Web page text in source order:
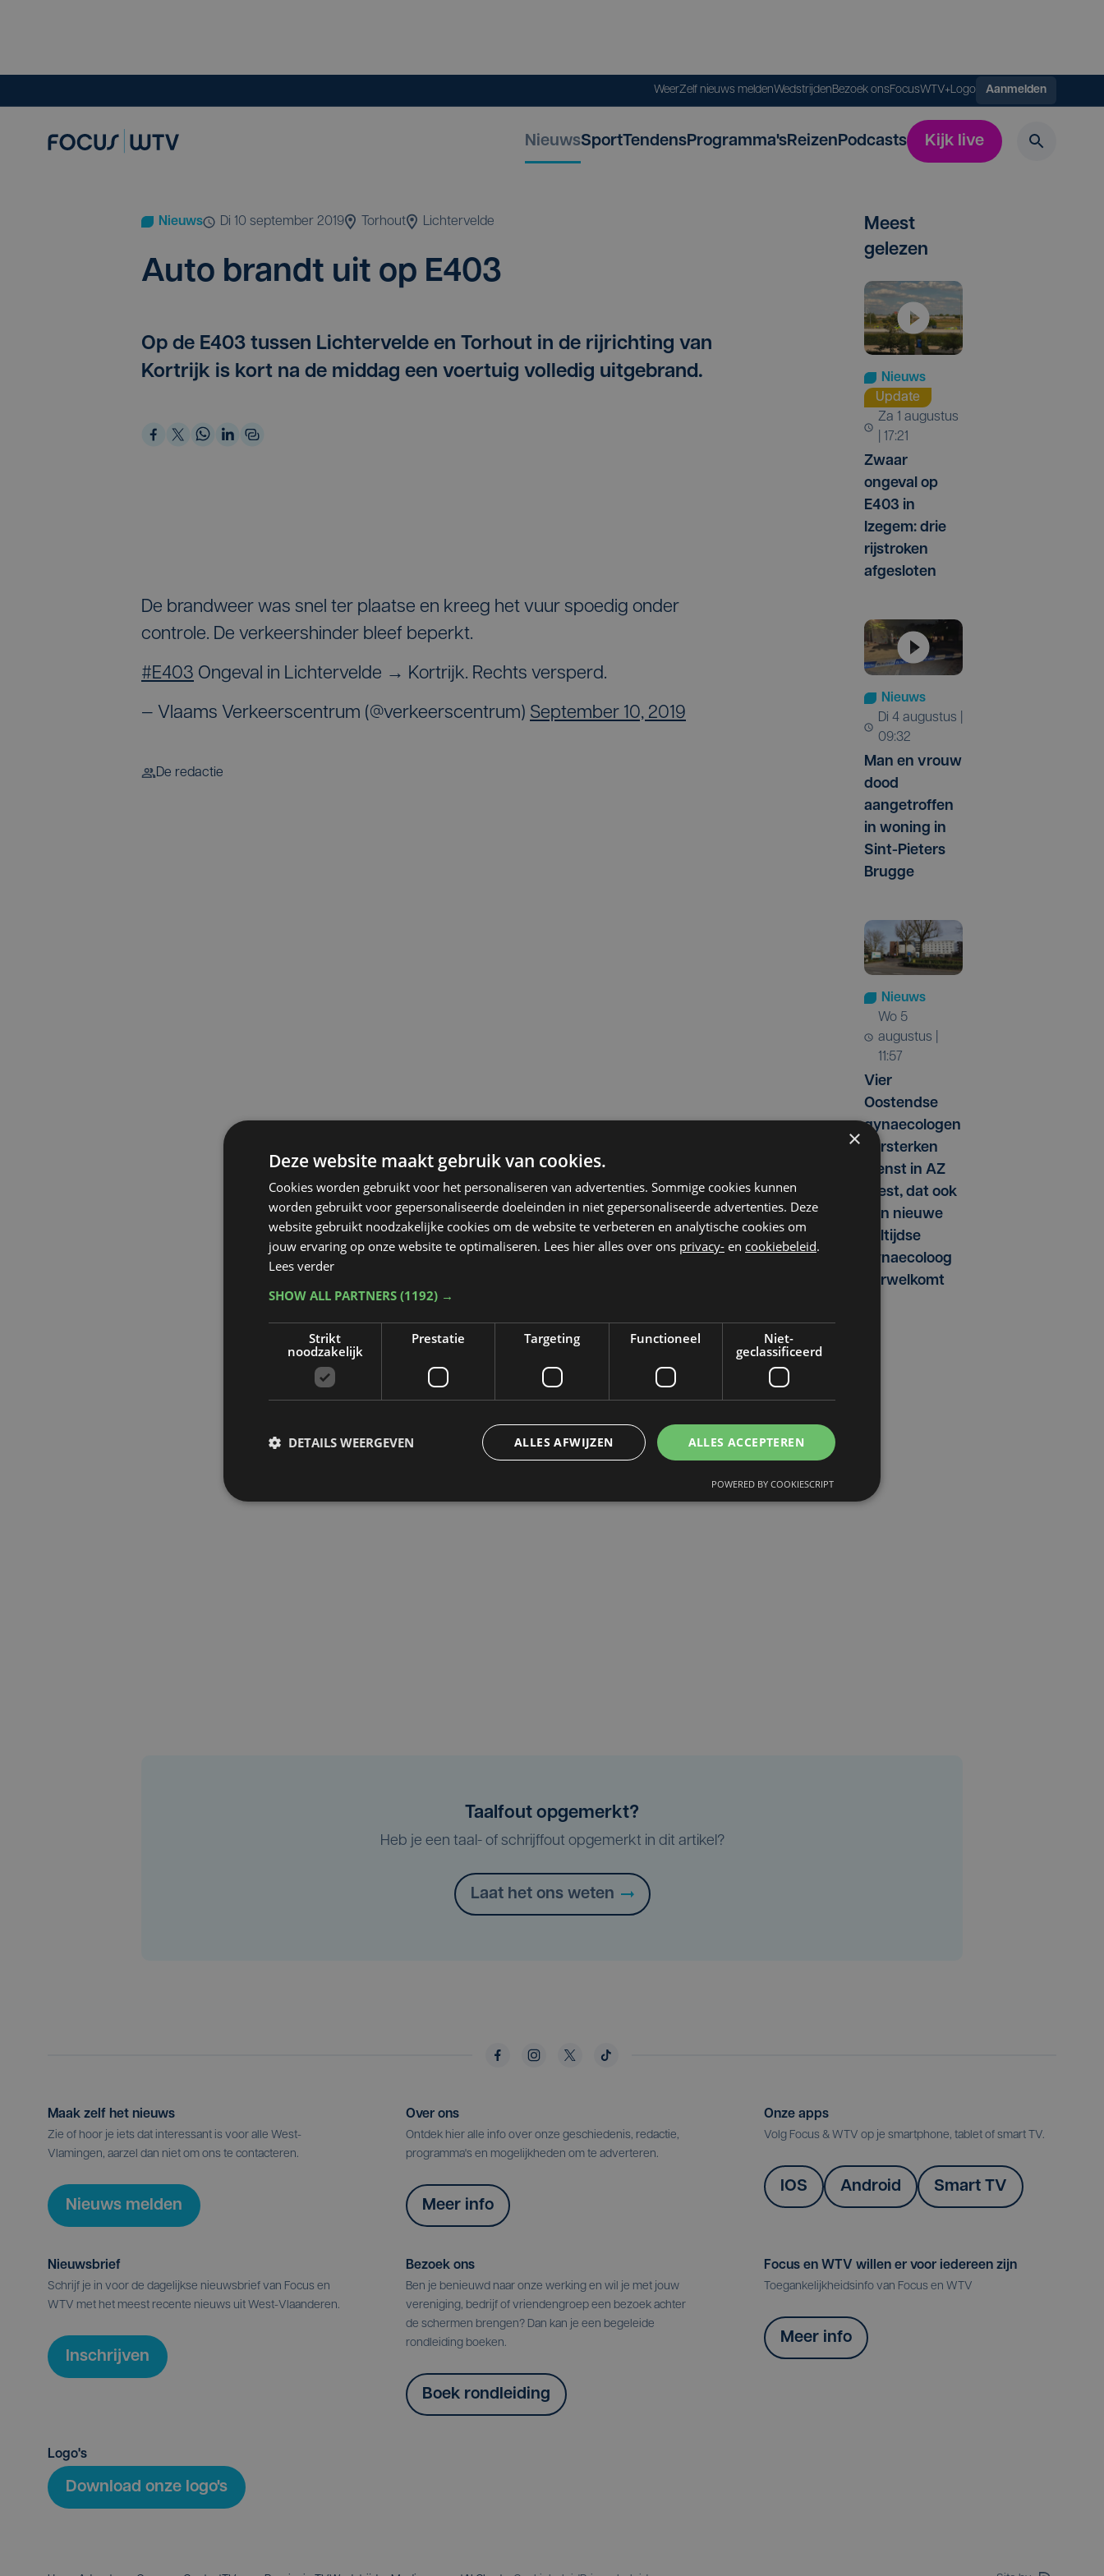
WeerZelf nieuws meldenWedstrijdenBezoek onsFocusWTV+Logo Aanmelden
NieuwsSportTendensProgramma'sReizenPodcasts Kijk live
Nieuws di 10 september 2019 Torhout Lichtervelde
Auto brandt uit op E403
Op de E403 tussen Lichtervelde en Torhout in de rijrichting van
Kortrijk is kort na de middag een voertuig volledig uitgebrand.
De brandweer was snel ter plaatse en kreeg het vuur spoedig onder
controle. De verkeershinder bleef beperkt.
#E403 Ongeval in Lichtervelde → Kortrijk. Rechts versperd.
— Vlaams Verkeerscentrum (@verkeerscentrum) September 10, 2019
De redactie
Meest
gelezen
Nieuws
Update
za 1 augustus
| 17:21
Zwaar
ongeval op
E403 in
Izegem: drie
rijstroken
afgesloten
Nieuws
di 4 augustus |
09:32
Man en vrouw
dood
aangetroffen
in woning in
Sint-Pieters
Brugge
Nieuws
wo 5
augustus |
11:57
Vier
Oostendse
gynaecologen
versterken
dienst in AZ
West, dat ook
een nieuwe
voltijdse
gynaecoloog
verwelkomt
Taalfout opgemerkt?
Heb je een taal- of schrijffout opgemerkt in dit artikel?
Laat het ons weten
Maak zelf het nieuws
Zie of hoor je iets dat interessant is voor alle West-
Vlamingen, aarzel dan niet om ons te contacteren.
Nieuws melden
Over ons
Ontdek hier alle info over onze geschiedenis, redactie,
programma's en mogelijkheden om te adverteren.
Meer info
Onze apps
Volg Focus & WTV op je smartphone, tablet of smart TV.
IOS Android Smart TV
Nieuwsbrief
Schrijf je in voor de dagelijkse nieuwsbrief van Focus en
WTV met het meest recente nieuws uit West-Vlaanderen.
Inschrijven
Bezoek ons
Ben je benieuwd naar onze werking en wil je met jouw
vereniging, bedrijf of vriendengroep een bezoek achter
de schermen brengen? Dan kan je een begeleide
rondleiding boeken.
Boek rondleiding
Focus en WTV willen er voor iedereen zijn
Toegankelijkheidsinfo van Focus en WTV
Meer info
Logo's
Download onze logo's
×
Deze website maakt gebruik van cookies.
Cookies worden gebruikt voor het personaliseren van advertenties. Sommige cookies kunnen
worden gebruikt voor gepersonaliseerde doeleinden in niet gepersonaliseerde advertenties. Deze
website gebruikt noodzakelijke cookies om de website te verbeteren en analytische cookies om
jouw ervaring op onze website te optimaliseren. Lees hier alles over ons privacy- en cookiebeleid.
Lees verder
SHOW ALL PARTNERS (1192) →
Strikt
noodzakelijk
Prestatie Targeting Functioneel
Niet-
geclassificeerd
ALLES ACCEPTEREN
ALLES AFWIJZEN
DETAILS WEERGEVEN
POWERED BY COOKIESCRIPT